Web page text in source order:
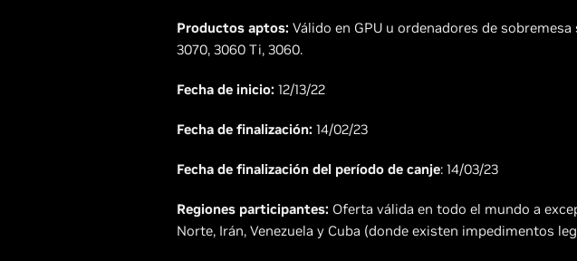
Productos aptos: Válido en GPU u ordenadores de
3070, 3060 Ti, 3060.
Fecha de inicio: 12/13/22
Fecha de finalización: 14/02/23
Fecha de finalización del período de canje: 14/03/23
Regiones participantes: Oferta válida en todo el mundo a
Norte, Irán, Venezuela y Cuba (donde existen impedimentos